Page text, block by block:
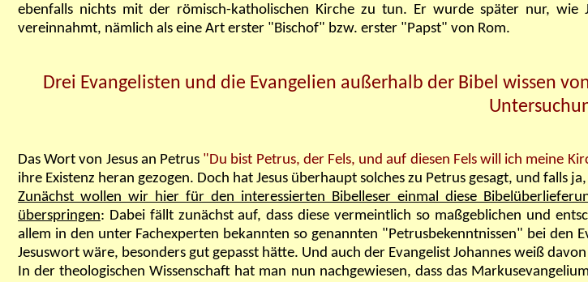
ebenfalls nichts mit der römisch-katholischen Kirche zu tun. Er wurde später nur,
vereinnahmt, nämlich als eine Art erster "Bischof" bzw. erster "Papst" von Rom.
Drei Evangelisten und die Evangelien außerhalb der Bibel wissen
Das Wort von Jesus an Petrus "Du bist Petrus, der Fels, und auf diesen Fels will ich meine
ihre Existenz heran gezogen. Doch hat Jesus überhaupt solches zu Petrus gesagt, und falls
Zunächst wollen wir hier für den interessierten Bibelleser einmal diese
überspringen: Dabei fällt zunächst auf, dass diese vermeintlich so maßgeblichen und
allem in den unter Fachexperten bekannten so genannten "Petrusbekenntnissen" bei den
Jesuswort wäre, besonders gut gepasst hätte. Und auch der Evangelist Johannes weiß
In der theologischen Wissenschaft hat man nun nachgewiesen, dass das